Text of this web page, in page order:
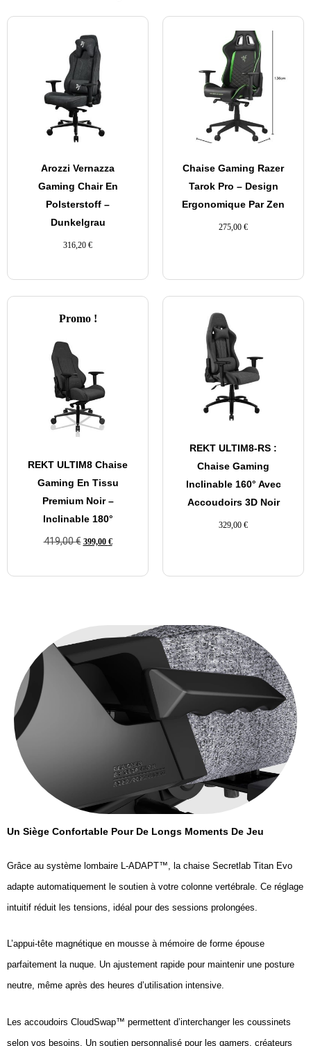
Arozzi Vernazza
Gaming Chair En
Polsterstoff –
Dunkelgrau
316,20 €
Chaise Gaming Razer
Tarok Pro – Design
Ergonomique Par Zen
275,00 €
Promo !
REKT ULTIM8 Chaise
Gaming En Tissu
Premium Noir –
Inclinable 180°
419,00€ 399,00 €
REKT ULTIM8-RS :
Chaise Gaming
Inclinable 160° Avec
Accoudoirs 3D Noir
329,00 €
Un Siège Confortable Pour De Longs Moments De Jeu
Grâce au système lombaire L-ADAPT™, la chaise Secretlab Titan Evo
adapte automatiquement le soutien à votre colonne vertébrale. Ce réglage
intuitif réduit les tensions, idéal pour des sessions prolongées.
L’appui-tête magnétique en mousse à mémoire de forme épouse
parfaitement la nuque. Un ajustement rapide pour maintenir une posture
neutre, même après des heures d’utilisation intensive.
Les accoudoirs CloudSwap™ permettent d’interchanger les coussinets
selon vos besoins. Un soutien personnalisé pour les gamers, créateurs